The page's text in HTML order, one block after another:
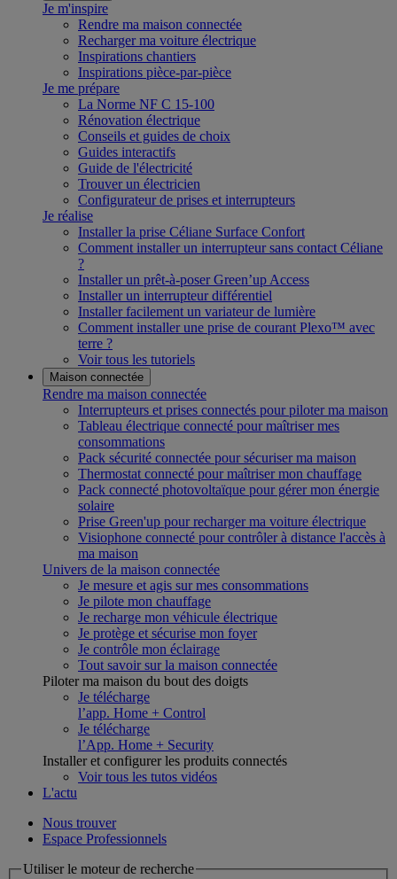
Je m'inspire
Rendre ma maison connectée
Recharger ma voiture électrique
Inspirations chantiers
Inspirations pièce-par-pièce
Je me prépare
La Norme NF C 15-100
Rénovation électrique
Conseils et guides de choix
Guides interactifs
Guide de l'électricité
Trouver un électricien
Configurateur de prises et interrupteurs
Je réalise
Installer la prise Céliane Surface Confort
Comment installer un interrupteur sans contact Céliane
?
Installer un prêt-à-poser Green’up Access
Installer un interrupteur différentiel
Installer facilement un variateur de lumière
Comment installer une prise de courant Plexo™ avec
terre ?
Voir tous les tutoriels
Maison connectée
Rendre ma maison connectée
Interrupteurs et prises connectés pour piloter ma maison
Tableau électrique connecté pour maîtriser mes
consommations
Pack sécurité connectée pour sécuriser ma maison
Thermostat connecté pour maîtriser mon chauffage
Pack connecté photovoltaïque pour gérer mon énergie
solaire
Prise Green'up pour recharger ma voiture électrique
Visiophone connecté pour contrôler à distance l'accès à
ma maison
Univers de la maison connectée
Je mesure et agis sur mes consommations
Je pilote mon chauffage
Je recharge mon véhicule électrique
Je protège et sécurise mon foyer
Je contrôle mon éclairage
Tout savoir sur la maison connectée
Piloter ma maison du bout des doigts
Je télécharge
l’app. Home + Control
Je télécharge
l’App. Home + Security
Installer et configurer les produits connectés
Voir tous les tutos vidéos
L'actu
Nous trouver
Espace Professionnels
Utiliser le moteur de recherche